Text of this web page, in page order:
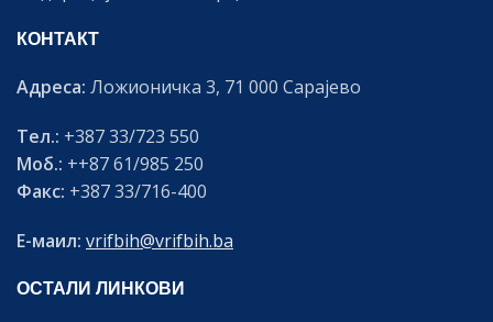
КОНТАКТ
Адреса: Ложионичка 3, 71 000 Сарајево
Тел.: +387 33/723 550
Моб.: ++87 61/985 250
Факс: +387 33/716-400
Е-маил: vrifbih@vrifbih.ba
ОСТАЛИ ЛИНКОВИ